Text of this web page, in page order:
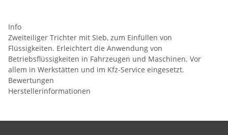
Info
Zweiteiliger Trichter mit Sieb, zum Einfüllen von
Flüssigkeiten. Erleichtert die Anwendung von
Betriebsflüssigkeiten in Fahrzeugen und Maschinen. Vor
allem in Werkstätten und im Kfz-Service eingesetzt.
Bewertungen
Herstellerinformationen